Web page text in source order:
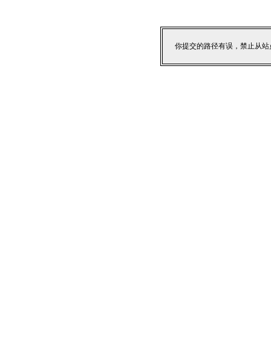
你提交的路径有误，禁止从